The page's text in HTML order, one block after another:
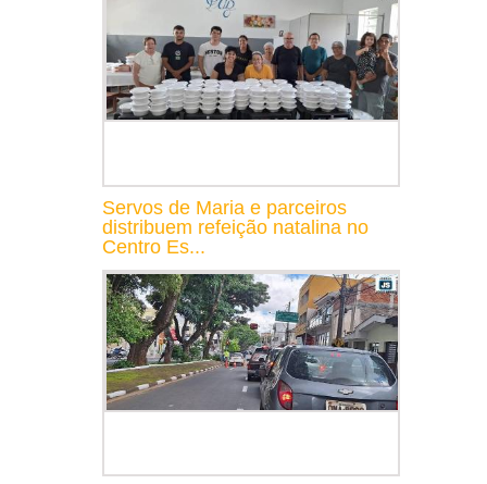
Servos de Maria e parceiros
distribuem refeição natalina no
Centro Es...